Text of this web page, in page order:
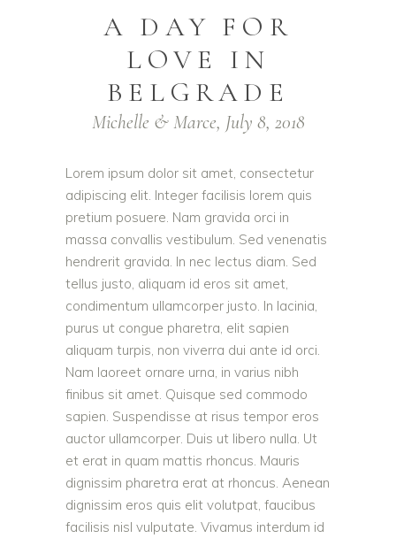
A DAY FOR
LOVE IN
BELGRADE
Michelle & Marce, July 8, 2018
Lorem ipsum dolor sit amet, consectetur
adipiscing elit. Integer facilisis lorem quis
pretium posuere. Nam gravida orci in
massa convallis vestibulum. Sed venenatis
hendrerit gravida. In nec lectus diam. Sed
tellus justo, aliquam id eros sit amet,
condimentum ullamcorper justo. In lacinia,
purus ut congue pharetra, elit sapien
aliquam turpis, non viverra dui ante id orci.
Nam laoreet ornare urna, in varius nibh
finibus sit amet. Quisque sed commodo
sapien. Suspendisse at risus tempor eros
auctor ullamcorper. Duis ut libero nulla. Ut
et erat in quam mattis rhoncus. Mauris
dignissim pharetra erat at rhoncus. Aenean
dignissim eros quis elit volutpat, faucibus
facilisis nisl vulputate. Vivamus interdum id